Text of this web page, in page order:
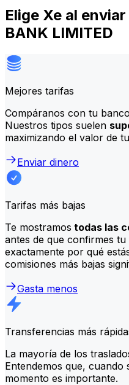
Elige Xe al
BANK LIMITED
Mejores tarifas
Compáranos con tu
Nuestros tipos suelen
maximizando el valor de
Enviar dinero
Tarifas más bajas
Te mostramos todas las
antes de que confirmes
exactamente por qué
comisiones más bajas
Gasta menos
Transferencias más
La mayoría de los
Entendemos que,
momento es importante.